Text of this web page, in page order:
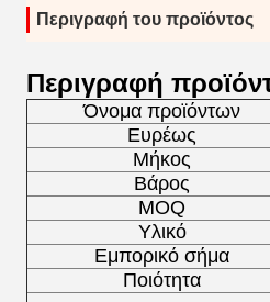
Περιγραφή του προϊόντος
Περιγραφή
Όνομα προϊόντων
Ευρέως
Μήκος
Βάρος
MOQ
Υλικό
Εμπορικό σήμα
Ποιότητα